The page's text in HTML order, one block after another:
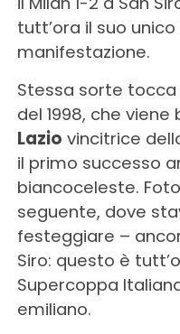
tutt’ora il suo
manifestazione.
Stessa sorte tocca
del 1998, che
Lazio vincitrice
il primo successo
biancoceleste.
seguente, dove
festeggiare –
Siro: questo è
Supercoppa
emiliano.